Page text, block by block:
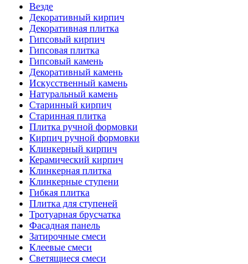
Везде
Декоративный кирпич
Декоративная плитка
Гипсовый кирпич
Гипсовая плитка
Гипсовый камень
Декоративный камень
Искусственный камень
Натуральный камень
Старинный кирпич
Старинная плитка
Плитка ручной формовки
Кирпич ручной формовки
Клинкерный кирпич
Керамический кирпич
Клинкерная плитка
Клинкерные ступени
Гибкая плитка
Плитка для ступеней
Тротуарная брусчатка
Фасадная панель
Затирочные смеси
Клеевые смеси
Светящиеся смеси